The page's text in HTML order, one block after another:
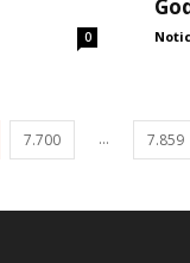
0
7.700 ... 7.859